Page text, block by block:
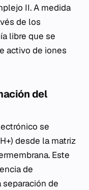
II. A medida
de los
libre que se
activo de iones
del
se
desde la matriz
Este
de
de